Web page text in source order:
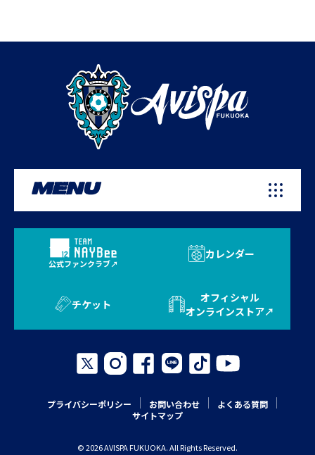
MENU
公式ファンクラブ
カレンダー
チケット
オフィシャル
オンラインストア
プライバシーポリシー お問い合わせ
よくある質問
サイトマップ
© 2026 AVISPA FUKUOKA. All Rights Reserved.